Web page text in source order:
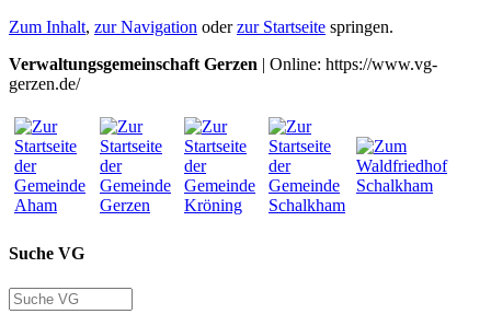
Zum Inhalt, zur Navigation oderzur Startseite springen.
Verwaltungsgemeinschaft Gerzen | Online: https://www.vg-
gerzen.de/
Suche VG